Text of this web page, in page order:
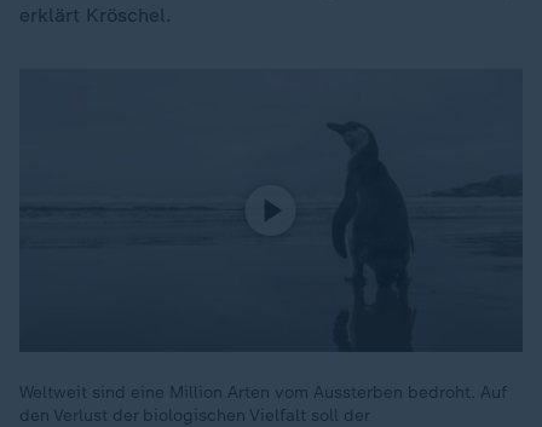
erklärt Kröschel.
Weltweit sind eine Million Arten vom Aussterben bedroht. Auf
den Verlust der biologischen Vielfalt soll der